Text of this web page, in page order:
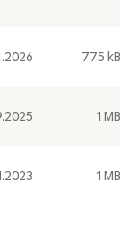
775 kB
1 MB
1 MB